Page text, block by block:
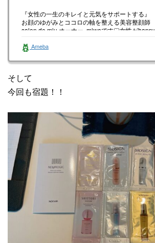
『女性の一生のキレイと元気をサポートする』
お顔のゆがみとココロの軸を整える美容整顔師
salon de miu オーナー miwaです♡女性がhappy
Ameba
そして
今回も宿題！！